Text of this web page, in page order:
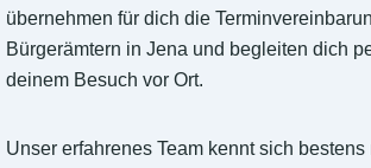
übernehmen für dich die
Bürgerämtern in Jena und begleiten dich
deinem Besuch vor Ort.
Unser erfahrenes Team kennt sich bestens